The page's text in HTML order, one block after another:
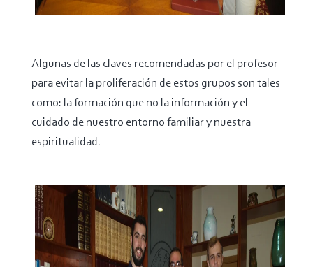
Algunas de las claves recomendadas por el profesor
para evitar la proliferación de estos grupos son tales
como: la formación que no la información y el
cuidado de nuestro entorno familiar y nuestra
espiritualidad.